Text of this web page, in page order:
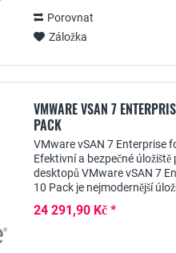
Porovnat
Záložka
VMWARE VSAN 7
PACK
VMware vSAN 7 Enterprise
Efektivní a bezpečné
desktopů VMware vSAN 7
10 Pack je nejmodernější
24 291,90 Kč *